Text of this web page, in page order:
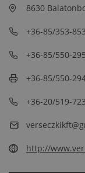
8630
+36-85/353-853
+36-85/550-295
+36-85/550-
+36-20/519-
http://